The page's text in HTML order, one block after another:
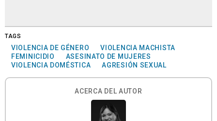
TAGS
VIOLENCIA DE GÉNERO
VIOLENCIA MACHISTA
FEMINICIDIO
ASESINATO DE MUJERES
VIOLENCIA DOMÉSTICA
AGRESIÓN SEXUAL
ACERCA DEL AUTOR